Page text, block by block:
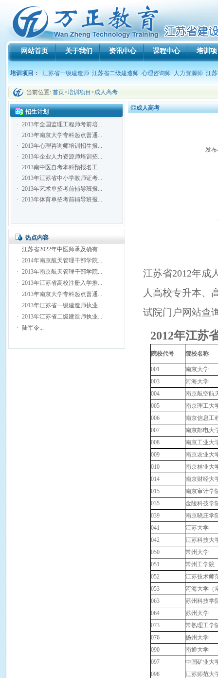
网站首页 关于我们 资讯中心 课程中心 培训
培训项目 ： 江苏省一级建造师 江苏省二级建造师 心理咨询师 人力资源师 江
当前位置: 首页>培训项目 >成人高考
招生计划
· 2013年全国监理工程师考前培...
· 2013年南京大学专科起点普通...
· 2013年心理咨询师培训招生报...
· 2013年企业人力资源师培训招...
· 2013南中医自考本科预报名工...
· 2013年江苏省中小学教师证考...
· 2013年艺术单招考前辅导班报...
· 2013年体育单招考前辅导班报...
热点内容
· 江苏省2022年中医师承及确有...
· 2014年南京航天管理干部学院...
· 2013年南京航天管理干部学院...
· 2013年江苏省高校注册入学推...
· 2013年南京大学专科起点普通...
· 2013年江苏省一级建造师执业...
· 2013年江苏省二级建造师执业...
·
陆军令...
◎成人高考
发布
江苏省2012年成
人高校专升本、
试院门户网站查
2012年江苏
院校代号 院校名称
001
南京大学
003
河海大学
004
南京航空航
005
南京理工大
006
南京信息工
007
南京邮电大
008
南京工业大
009
南京农业大
010
南京林业大
014
南京财经大
015
南京审计学
035
金陵科技学
039
南京晓庄学
041
江苏大学
042
江苏科技大
050
常州大学
051
常州工学院
052
江苏技术师
053
河海大学（
063
苏州科技学
064
苏州大学
073
常熟理工学
076
扬州大学
090
南通大学
097
中国矿业大
098
江苏师范大